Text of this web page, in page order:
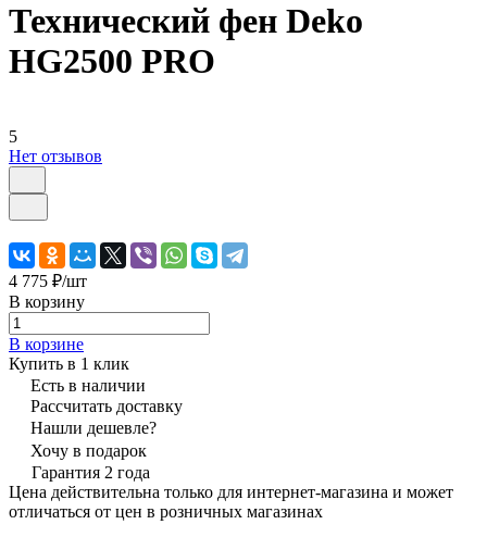
Технический фен Deko
HG2500 PRO
5
Нет отзывов
4 775 ₽/шт
В корзину
В корзине
Купить в 1 клик
Есть в наличии
Рассчитать доставку
Нашли дешевле?
Хочу в подарок
Гарантия 2 года
Цена действительна только для интернет-магазина и может
отличаться от цен в розничных магазинах